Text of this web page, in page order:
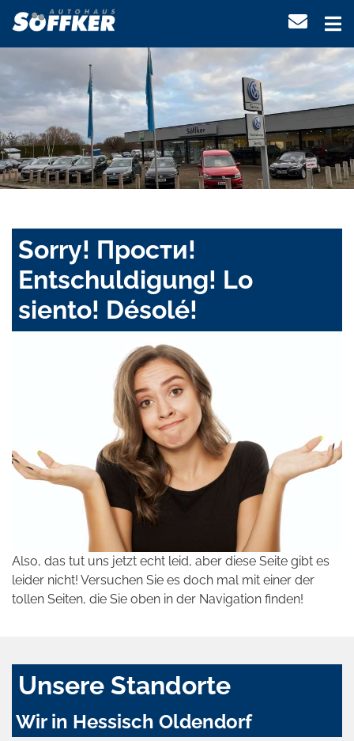
Sorry! Прости!
Entschuldigung! Lo
siento! Désolé!
Also, das tut uns jetzt echt leid, aber diese Seite gibt es
leider nicht! Versuchen Sie es doch mal mit einer der
tollen Seiten, die Sie oben in der Navigation finden!
Unsere Standorte
Wir in Hessisch Oldendorf